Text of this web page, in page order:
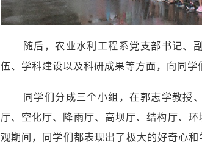
随后，农业水利工程系党支部书记、
伍、学科建设以及科研成果等方面，向同学
同学们分成三个小组，在郭志学教授
厅、空化厅、降雨厅、高坝厅、结构厅、
观期间，同学们都表现出了极大的好奇心